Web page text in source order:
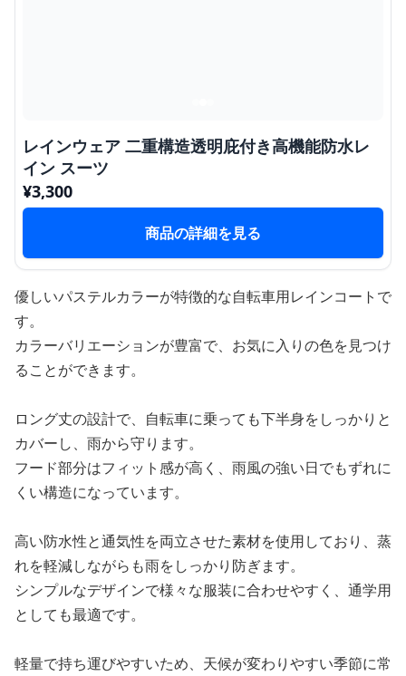
レインウェア 二重構造透明庇付き高機能防水レ
イン スーツ
¥3,300
商品の詳細を見る
優しいパステルカラーが特徴的な自転車用レインコートで
す。
カラーバリエーションが豊富で、お気に入りの色を見つけ
ることができます。
ロング丈の設計で、自転車に乗っても下半身をしっかりと
カバーし、雨から守ります。
フード部分はフィット感が高く、雨風の強い日でもずれに
くい構造になっています。
高い防水性と通気性を両立させた素材を使用しており、蒸
れを軽減しながらも雨をしっかり防ぎます。
シンプルなデザインで様々な服装に合わせやすく、通学用
としても最適です。
軽量で持ち運びやすいため、天候が変わりやすい季節に常